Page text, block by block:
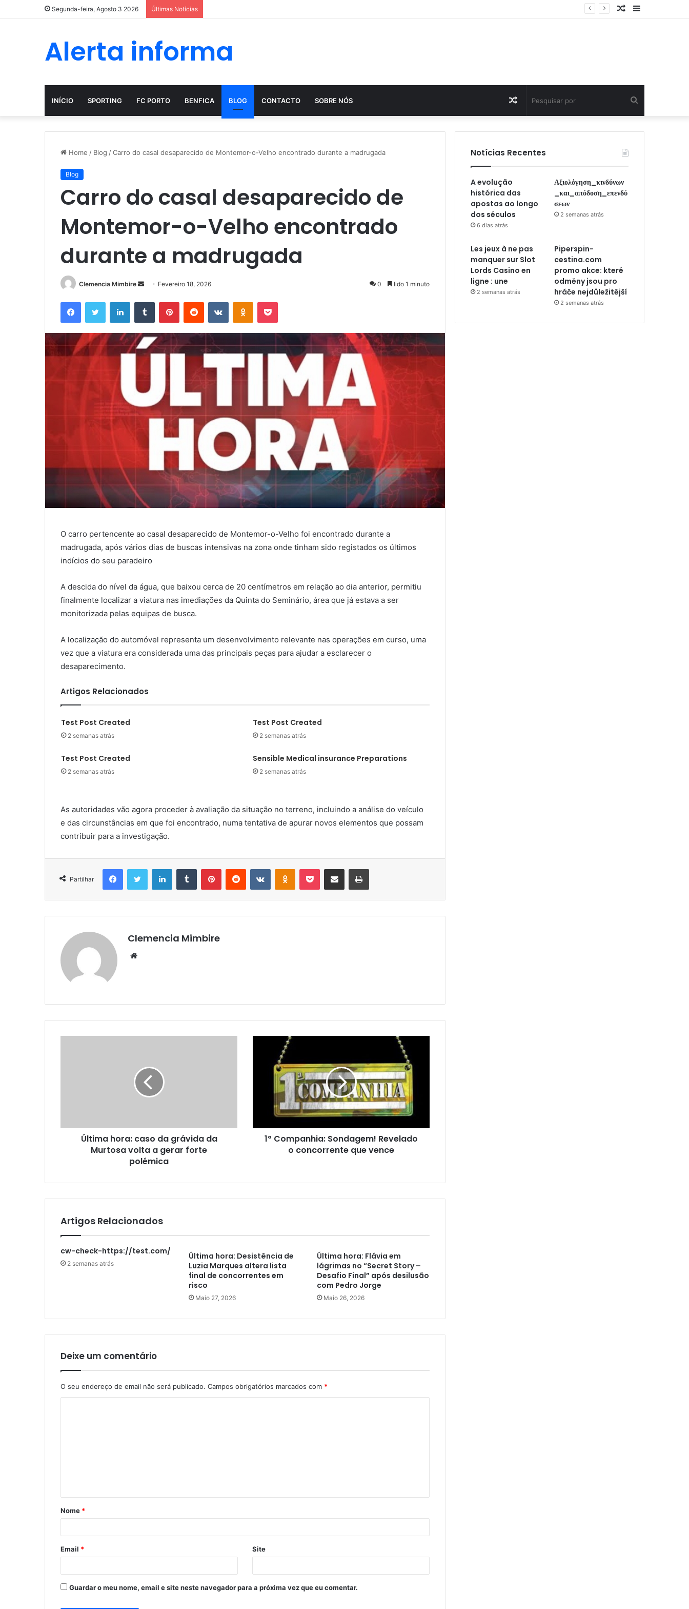
Segunda-feira, Agosto 3 2026 Últimas Notícias Sidebar
Artigo
Alerta informa
INÍCIO SPORTING FC PORTO BENFICA BLOG CONTACTO SOBRE NÓS
por
Artigo
Aleatório
Home / Blog /Carro do casal desaparecido de Montemor-o-Velho encontrado durante a madrugada
Blog
Carro do casal desaparecido de
Montemor-o-Velho encontrado
durante a madrugada
Clemencia Mimbire
Send
email
Fevereiro 18, 2026 0 lido 1 minuto
FacebookTwitter LinkedInTumblr PinterestReddit VKontakteOdnoklassniki
Pocket
O carro pertencente ao casal desaparecido de Montemor-o-Velho foi encontrado durante a
madrugada, após vários dias de buscas intensivas na zona onde tinham sido registados os últimos
indícios do seu paradeiro
A descida do nível da água, que baixou cerca de 20 centímetros em relação ao dia anterior, permitiu
finalmente localizar a viatura nas imediações da Quinta do Seminário, área que já estava a ser
monitorizada pelas equipas de busca.
A localização do automóvel representa um desenvolvimento relevante nas operações em curso, uma
vez que a viatura era considerada uma das principais peças para ajudar a esclarecer o
desaparecimento.
Artigos Relacionados
Test Post Created
2 semanas atrás
Test Post Created
2 semanas atrás
Test Post Created
2 semanas atrás
Sensible Medical insurance Preparations
2 semanas atrás
As autoridades vão agora proceder à avaliação da situação no terreno, incluindo a análise do veículo
e das circunstâncias em que foi encontrado, numa tentativa de apurar novos elementos que possam
contribuir para a investigação.
Partilhar
FacebookTwitter LinkedInTumblr PinterestReddit VKontakteOdnoklassniki
Pocket Partilhar Via Email Imprimir
Clemencia Mimbire
Website
Última hora: caso da grávida da
Murtosa volta a gerar forte
polémica
1ª Companhia: Sondagem! Revelado
o concorrente que vence
Artigos Relacionados
cw-check-https://test.com/
2 semanas atrás
Última hora: Desistência de
Luzia Marques altera lista
final de concorrentes em
risco
Maio 27, 2026
Última hora: Flávia em
lágrimas no “Secret Story –
Desafio Final” após desilusão
com Pedro Jorge
Maio 26, 2026
Deixe um comentário
O seu endereço de email não será publicado. Campos obrigatórios marcados com *
á
r
*
Nome *
Email * Site
Guardar o meu nome, email e site neste navegador para a próxima vez que eu comentar.
Notícias Recentes
A evolução
histórica das
apostas ao longo
dos séculos
6 dias atrás
Αξιολόγηση_κινδύνων
_και_απόδοση_επενδύ
σεων
2 semanas atrás
Les jeux à ne pas
manquer sur Slot
Lords Casino en
ligne : une
2 semanas atrás
Piperspin-
cestina.com
promo akce: které
odměny jsou pro
hráče nejdůležitější
2 semanas atrás